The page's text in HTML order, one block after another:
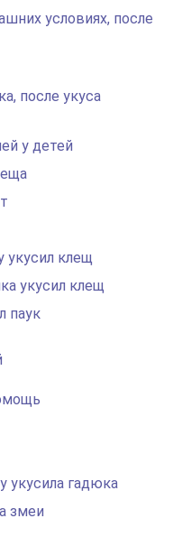
условиях, после
после укуса
у детей
укусил клещ
укусил клещ
паук
укусила гадюка
змеи